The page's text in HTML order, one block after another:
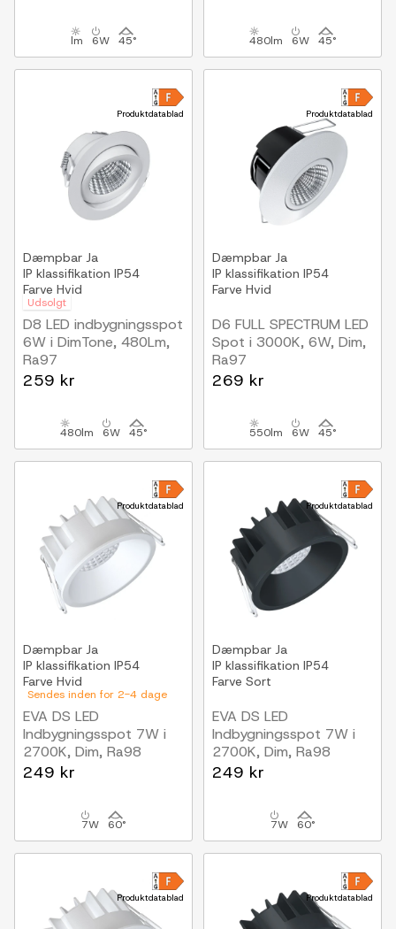
lm 6W 45° 480lm 6W 45°
Produktdatablad
Udsolgt
Dæmpbar Ja
IP klassifikation IP54
Farve Hvid
D8 LED indbygningsspot
6W i DimTone, 480Lm,
Ra97
Hvid
259 kr
480lm 6W 45°
Produktdatablad
Dæmpbar Ja
IP klassifikation IP54
Farve Hvid
D6 FULL SPECTRUM LED
Spot i 3000K, 6W, Dim,
Ra97
Hvid
269 kr
550lm 6W 45°
Produktdatablad
Sendes inden for 2-4 dage
Dæmpbar Ja
IP klassifikation IP54
Farve Hvid
EVA DS LED
Indbygningsspot 7W i
2700K, Dim, Ra98
Hvid (inde-/Udendørs)
249 kr
7W 60°
Produktdatablad
Dæmpbar Ja
IP klassifikation IP54
Farve Sort
EVA DS LED
Indbygningsspot 7W i
2700K, Dim, Ra98
Sort (inde-/Udendørs)
249 kr
7W 60°
Produktdatablad Produktdatablad